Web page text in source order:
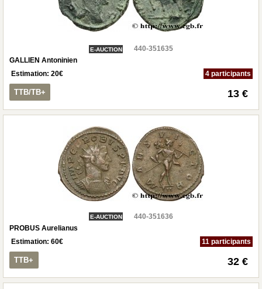
E-AUCTION
440-351635
GALLIEN Antoninien
Estimation: 20€ 4 participants
TTB/TB+ 13 €
E-AUCTION
440-351636
PROBUS Aurelianus
Estimation: 60€ 11 participants
TTB+ 32 €